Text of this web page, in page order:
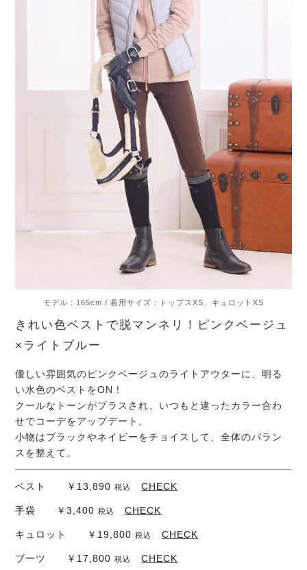
モデル：165cm / 着用サイズ：トップスXS、キュロットXS
きれい色ベストで脱マンネリ！ピンクベージュ
×ライトブルー
優しい雰囲気のピンクベージュのライトアウターに、明る
い水色のベストをON！
クールなトーンがプラスされ、いつもと違ったカラー合わ
せでコーデをアップデート。
小物はブラックやネイビーをチョイスして、全体のバラン
スを整えて。
ベスト ￥13,890税込 CHECK
手袋 ￥3,400税込 CHECK
キュロット ￥19,800税込 CHECK
ブーツ ￥17,800税込 CHECK